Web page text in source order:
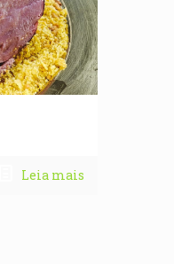
Leia mais